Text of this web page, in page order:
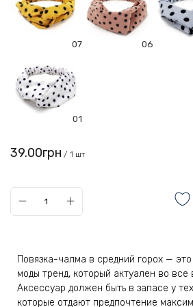
07 06
01
39.00грн / 1 шт
Повязка-чалма в средний горох —
моды тренд, который актуален во все
Аксессуар должен быть в запасе у
которые отдают предпочтение